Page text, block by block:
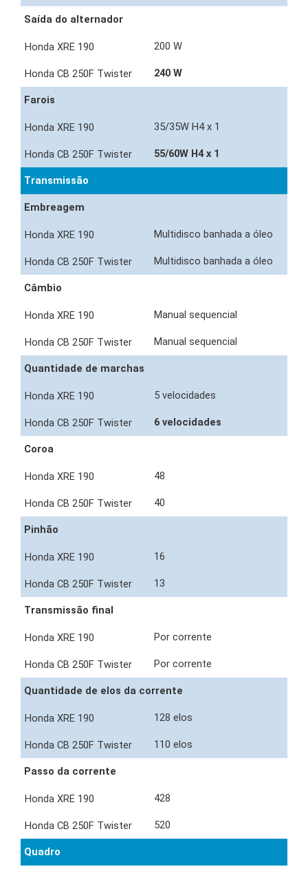
Saída do alternador
200 W
240 W
Farois
35/35W H4 x 1
55/60W H4 x 1
Transmissão
Embreagem
Multidisco banhada a óleo
Multidisco banhada a óleo
Câmbio
Manual sequencial
Manual sequencial
Quantidade de marchas
5 velocidades
6 velocidades
Coroa
48
40
Pinhão
16
13
Transmissão final
Por corrente
Por corrente
Quantidade de elos da corrente
128 elos
110 elos
Passo da corrente
428
520
Quadro